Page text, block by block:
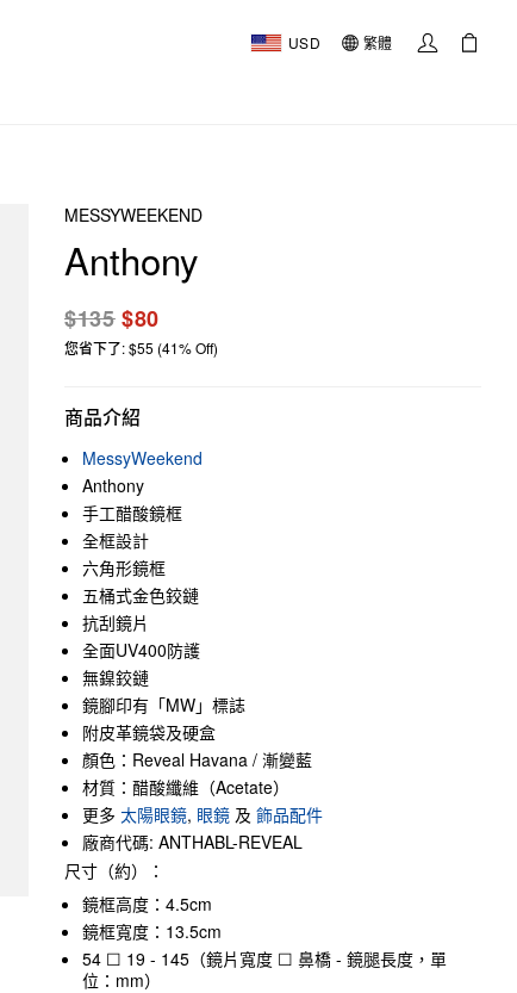
USD 繁體
MESSYWEEKEND
Anthony
$135$80
您省下了: $55 (41% Off)
商品介紹
MessyWeekend
Anthony
手工醋酸鏡框
全框設計
六角形鏡框
五桶式金色鉸鏈
抗刮鏡片
全面UV400防護
無鎳鉸鏈
鏡腳印有「MW」標誌
附皮革鏡袋及硬盒
顏色：Reveal Havana / 漸變藍
材質：醋酸纖維（Acetate）
更多 太陽眼鏡, 眼鏡 及 飾品配件
廠商代碼: ANTHABL-REVEAL
尺寸（約）：
鏡框高度：4.5cm
鏡框寬度：13.5cm
54 ☐ 19 - 145（鏡片寬度 ☐ 鼻橋 - 鏡腿長度，單
位：mm）